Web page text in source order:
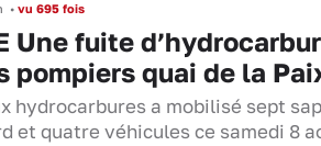
• vu 695 fois
Une fuite
pompiers quai de la
hydrocarbures a mobilisé sept
et quatre véhicules ce samedi 8